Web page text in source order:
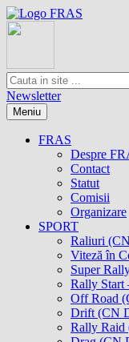
Newsletter
Meniu
FRAS
Despre
Contact
Statut
Comisii
Organizare
SPORT
Raliuri
Viteză în
Super
Rally Start
Off Road
Drift (CN
Rally Raid